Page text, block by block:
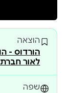
אישי מטלטל,
בין מחאה
הוצאה
הורדוס -
לאור
שפה